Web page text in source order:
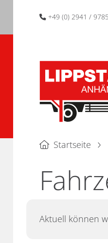
+49 (0) 2941 /
Startseite
Aktuell können